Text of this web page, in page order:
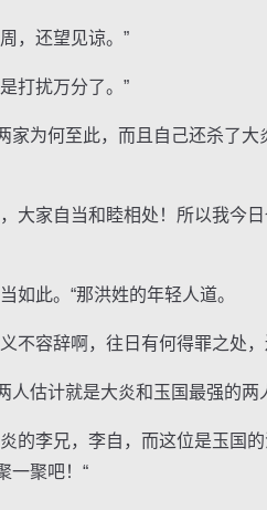
，还望见谅。”
打扰万分了。”
为何至此，而且自己还杀了大
家自当和睦相处！所以我今日
此。“那洪姓的年轻人道。
容辞啊，往日有何得罪之处，
估计就是大炎和玉国最强的两
李兄，李自，而这位是玉国
一聚吧！“